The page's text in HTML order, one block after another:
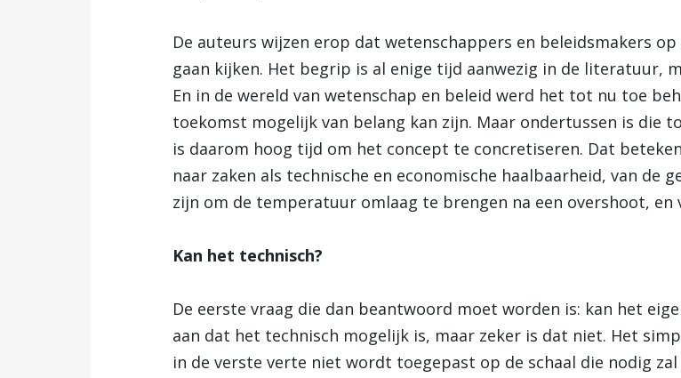
De auteurs wijzen erop dat wetenschappers en beleidsmakers
gaan kijken. Het begrip is al enige tijd aanwezig in de literatuur,
En in de wereld van wetenschap en beleid werd het tot nu toe
toekomst mogelijk van belang kan zijn. Maar ondertussen is die
is daarom hoog tijd om het concept te concretiseren. Dat
naar zaken als technische en economische haalbaarheid, van de
zijn om de temperatuur omlaag te brengen na een overshoot,
Kan het technisch?
De eerste vraag die dan beantwoord moet worden is: kan het
aan dat het technisch mogelijk is, maar zeker is dat niet. Het
in de verste verte niet wordt toegepast op de schaal die nodig